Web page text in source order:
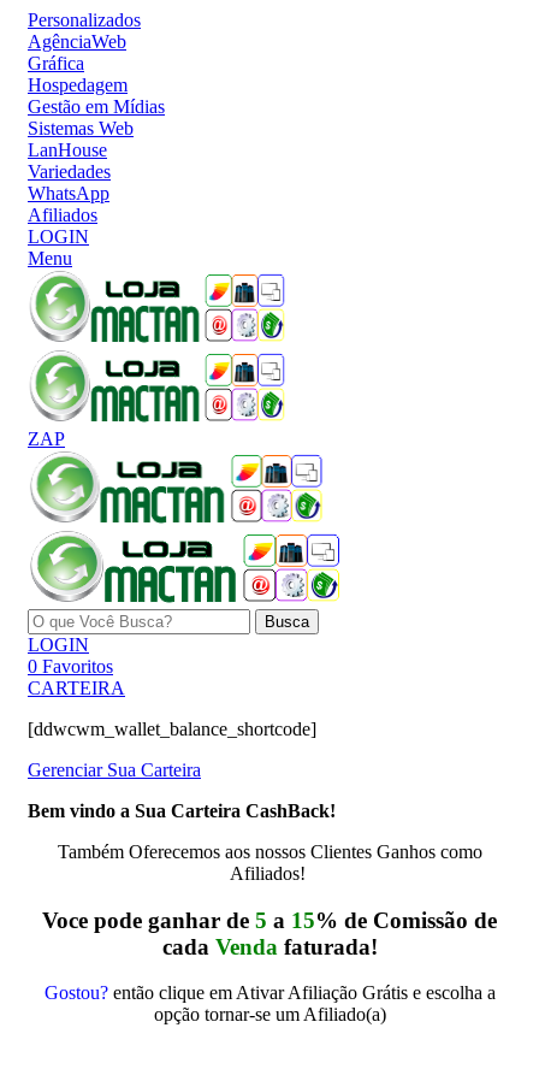
Personalizados
AgênciaWeb
Gráfica
Hospedagem
Gestão em Mídias
Sistemas Web
LanHouse
Variedades
WhatsApp
Afiliados
LOGIN
Menu
ZAP
Busca
LOGIN
0 Favoritos
CARTEIRA
[ddwcwm_wallet_balance_shortcode]
Gerenciar Sua Carteira
Bem vindo a Sua Carteira CashBack!
Também Oferecemos aos nossos Clientes Ganhos como
Afiliados!
Voce pode ganhar de 5 a 15% de Comissão de
cada Venda faturada!
Gostou?então clique em Ativar Afiliação Grátis e escolha a
opção tornar-se um Afiliado(a)